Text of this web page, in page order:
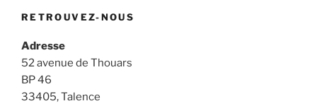
RETROUVEZ-NOUS
Adresse
52 avenue de Thouars
BP 46
33405, Talence